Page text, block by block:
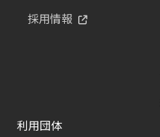
採用情報
利用団体